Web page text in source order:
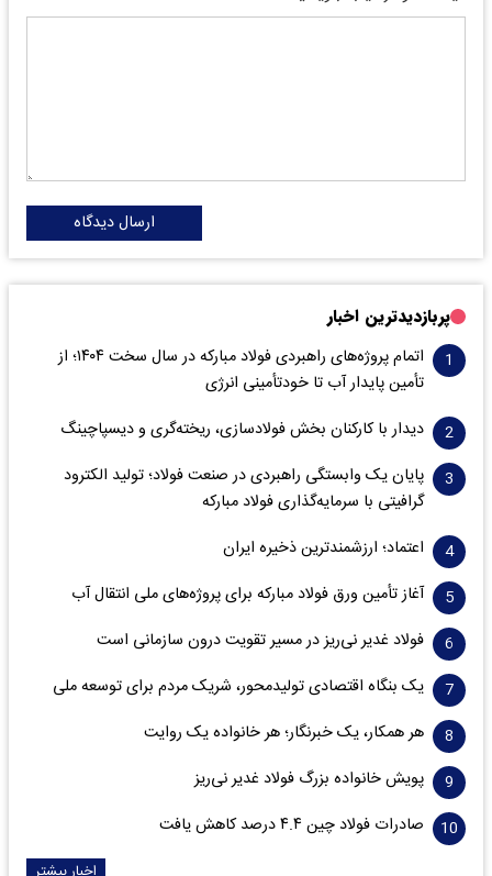
ارسال دیدگاه
پربازدیدترین اخبار
اتمام پروژه‌های راهبردی فولاد مبارکه در سال سخت ۱۴۰۴؛ از
تأمین پایدار آب تا خودتأمینی انرژی
دیدار با کارکنان بخش فولادسازی، ریخته‌گری و دیسپاچینگ
پایان یک وابستگی راهبردی در صنعت فولاد؛ تولید الکترود
گرافیتی با سرمایه‌گذاری فولاد مبارکه
اعتماد؛ ارزشمندترین ذخیره ایران
آغاز تأمین ورق فولاد مبارکه برای پروژه‌های ملی انتقال آب
فولاد غدیر نی‌ریز در مسیر تقویت درون سازمانی است
یک بنگاه اقتصادی تولیدمحور، شریک مردم برای توسعه ملی
هر همکار، یک خبرنگار؛ هر خانواده یک روایت
پویش خانواده بزرگ فولاد غدیر نی‌ریز
صادرات فولاد چین ۴.۴ درصد کاهش یافت